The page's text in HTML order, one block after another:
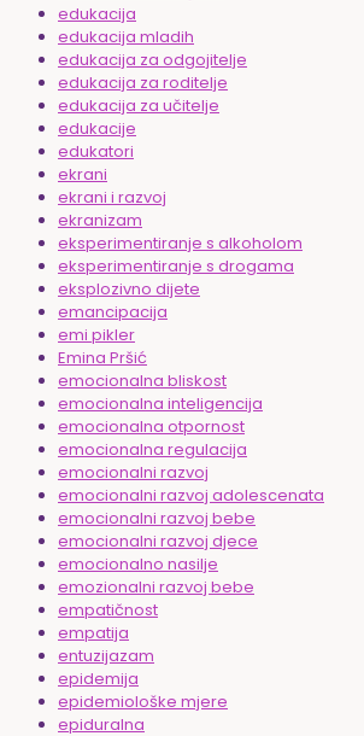
edukacija
edukacija mladih
edukacija za odgojitelje
edukacija za roditelje
edukacija za učitelje
edukacije
edukatori
ekrani
ekrani i razvoj
ekranizam
eksperimentiranje s alkoholom
eksperimentiranje s drogama
eksplozivno dijete
emancipacija
emi pikler
Emina Pršić
emocionalna bliskost
emocionalna inteligencija
emocionalna otpornost
emocionalna regulacija
emocionalni razvoj
emocionalni razvoj adolescenata
emocionalni razvoj bebe
emocionalni razvoj djece
emocionalno nasilje
emozionalni razvoj bebe
empatičnost
empatija
entuzijazam
epidemija
epidemiološke mjere
epiduralna